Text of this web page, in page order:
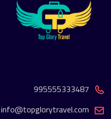
995555333487
info@topglorytravel.com